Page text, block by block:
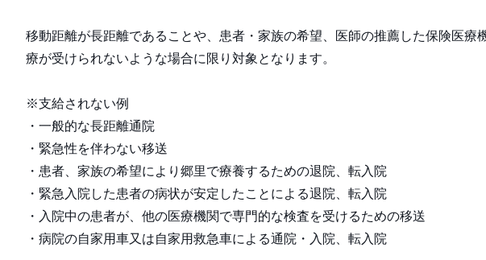
移動距離が長距離であることや、患者・家族の希望、医師の推薦した保険医
療が受けられないような場合に限り対象となります。
※支給されない例
・一般的な長距離通院
・緊急性を伴わない移送
・患者、家族の希望により郷里で療養するための退院、転入院
・緊急入院した患者の病状が安定したことによる退院、転入院
・入院中の患者が、他の医療機関で専門的な検査を受けるための移送
・病院の自家用車又は自家用救急車による通院・入院、転入院